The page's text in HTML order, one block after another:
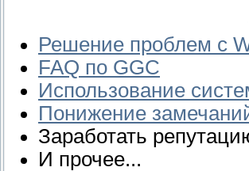
Решение проблем с
FAQ по GGC
Использование
Понижение
Заработать
И прочее...